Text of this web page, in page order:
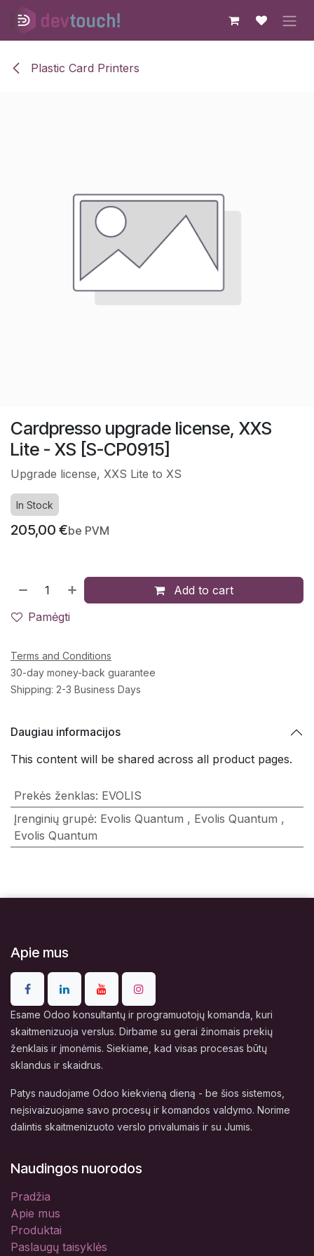
Skip to Content
Plastic Card Printers
Cardpresso upgrade license, XXS
Lite - XS [S-CP0915]
Upgrade license, XXS Lite to XS
In Stock
205,00 €be PVM
Add to cart
Pamėgti
Terms and Conditions
30-day money-back guarantee
Shipping: 2-3 Business Days
Daugiau informacijos
This content will be shared across all product pages.
Prekės ženklas: EVOLIS
Įrenginių grupė: Evolis Quantum , Evolis Quantum ,
Evolis Quantum
Apie mus
Esame Odoo konsultantų ir programuotojų komanda, kuri
skaitmenizuoja verslus. Dirbame su gerai žinomais prekių
ženklais ir įmonėmis. Siekiame, kad visas procesas būtų
sklandus ir skaidrus.
Patys naudojame Odoo kiekvieną dieną - be šios sistemos,
neįsivaizuojame savo procesų ir komandos valdymo. Norime
dalintis skaitmenizuoto verslo privalumais ir su Jumis.
Naudingos nuorodos
Pradžia
Apie mus
Produktai
Paslaugų taisyklės